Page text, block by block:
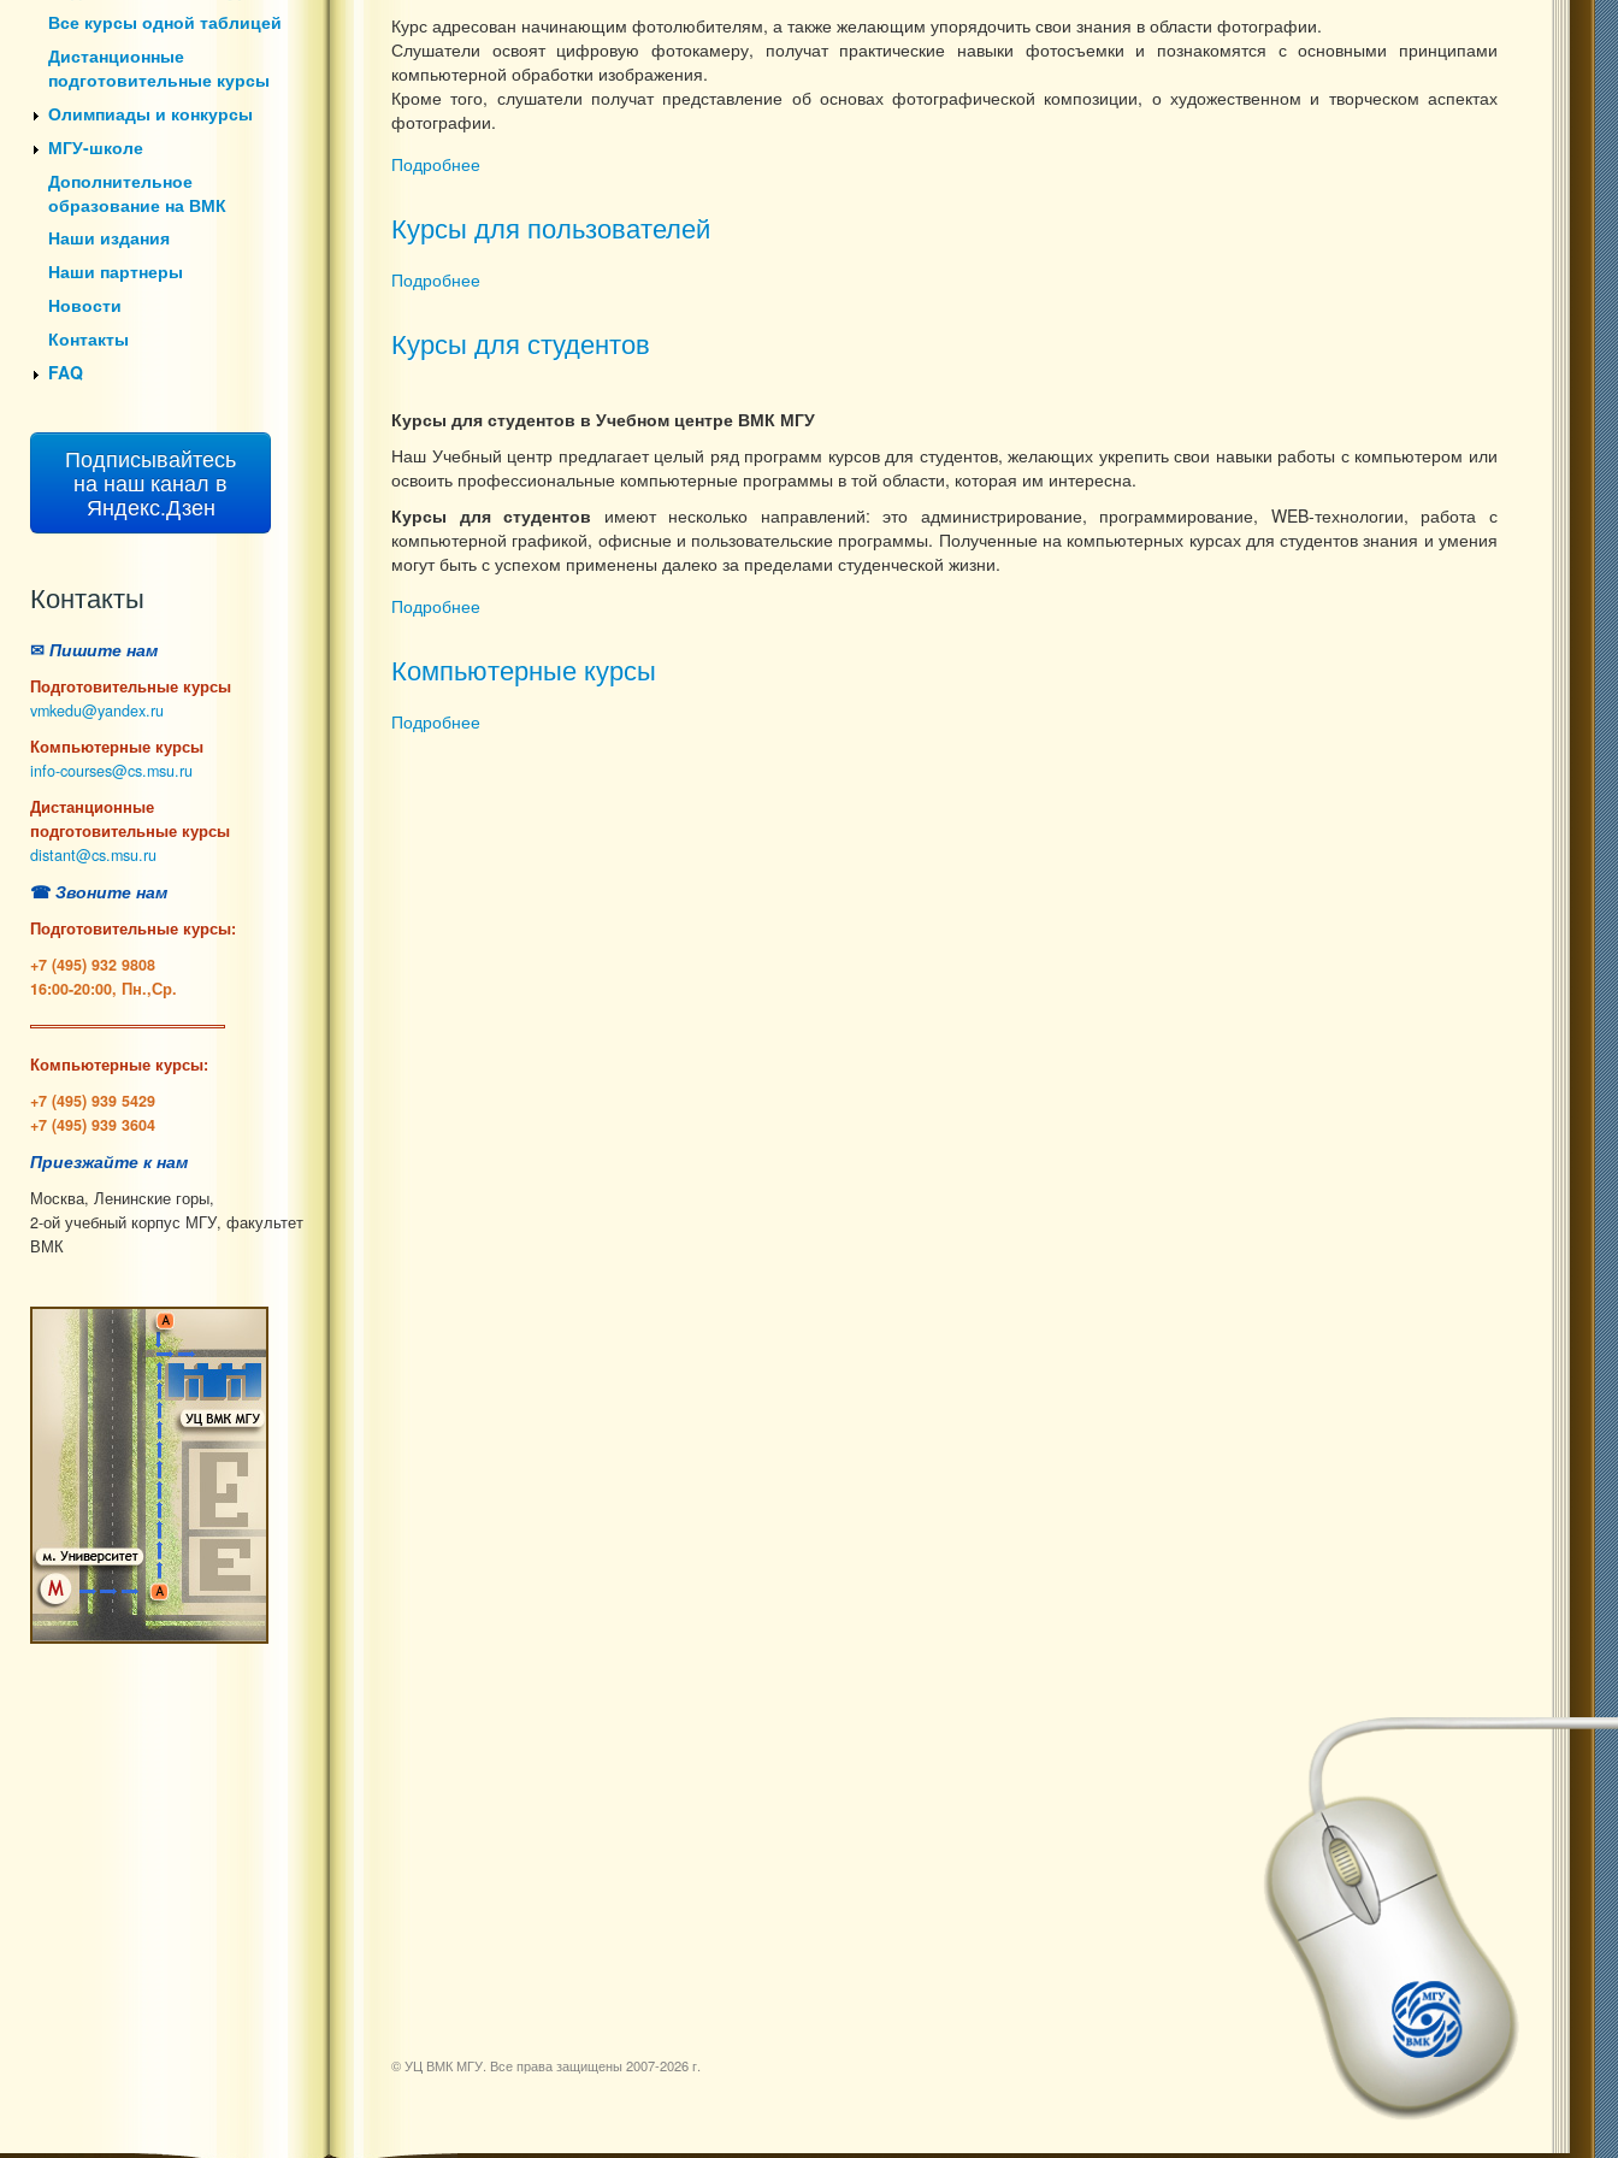
Все курсы одной таблицей
Дистанционные
подготовительные курсы
Олимпиады и конкурсы
МГУ-школе
Дополнительное
образование на ВМК
Наши издания
Наши партнеры
Новости
Контакты
FAQ
Подписывайтесь
на наш канал в
Яндекс.Дзен
Контакты
✉ Пишите нам
Подготовительные курсы
vmkedu@yandex.ru
Компьютерные курсы
info-courses@cs.msu.ru
Дистанционные
подготовительные курсы
distant@cs.msu.ru
☎ Звоните нам
Подготовительные курсы:
+7 (495) 932 9808
16:00-20:00, Пн.,Ср.
Компьютерные курсы:
+7 (495) 939 5429
+7 (495) 939 3604
Приезжайте к нам
Москва, Ленинские горы,
2-ой учебный корпус МГУ, факультет
ВМК
Курс адресован начинающим фотолюбителям, а также желающим упорядочить свои знания в области фотографии.
Слушатели освоят цифровую фотокамеру, получат практические навыки фотосъемки и познакомятся с основными принципами
компьютерной обработки изображения.
Кроме того, слушатели получат представление об основах фотографической композиции, о художественном и творческом аспектах
фотографии.
Подробнее
Курсы для пользователей
Подробнее
Курсы для студентов
Курсы для студентов в Учебном центре ВМК МГУ
Наш Учебный центр предлагает целый ряд программ курсов для студентов, желающих укрепить свои навыки работы с компьютером или
освоить профессиональные компьютерные программы в той области, которая им интересна.
Курсы для студентов имеют несколько направлений: это администрирование, программирование, WEB-технологии, работа с
компьютерной графикой, офисные и пользовательские программы. Полученные на компьютерных курсах для студентов знания и умения
могут быть с успехом применены далеко за пределами студенческой жизни.
Подробнее
Компьютерные курсы
Подробнее
© УЦ ВМК МГУ. Все права защищены 2007-2026 г.